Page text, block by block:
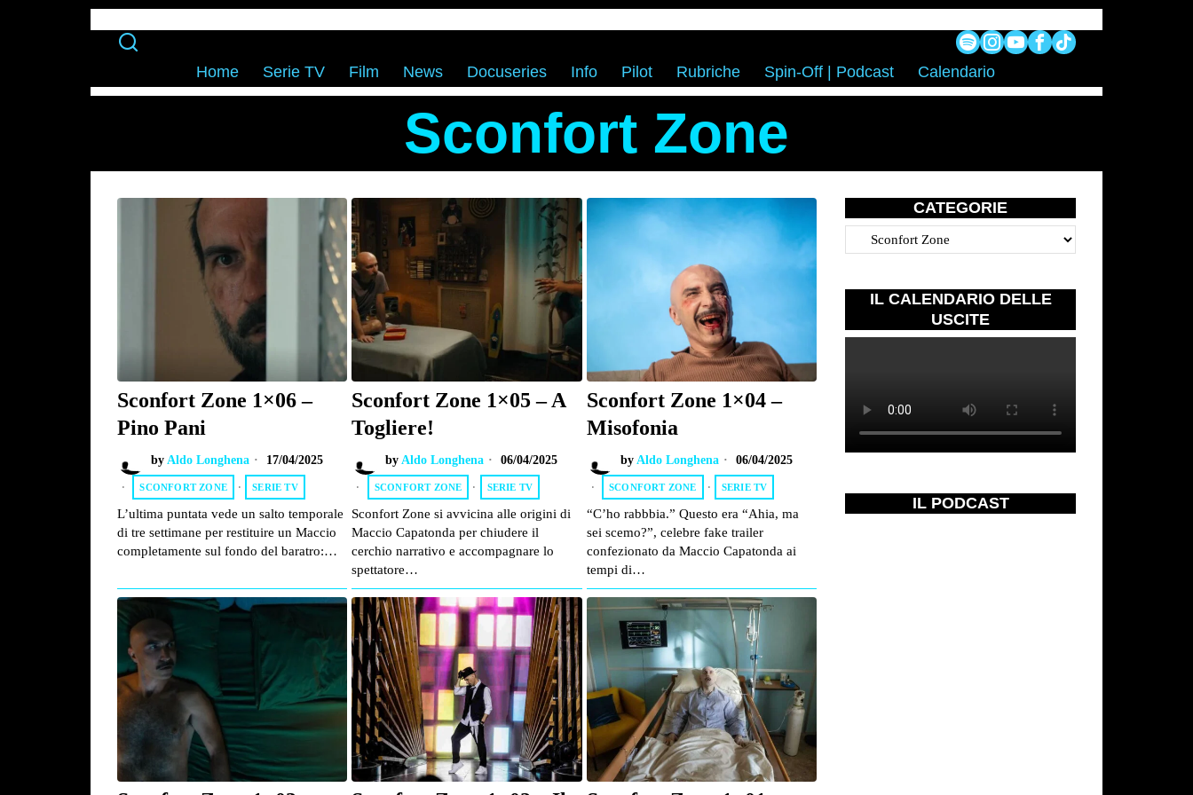
Home Serie TV Film News Docuseries Info Pilot Rubriche Spin-Off | Podcast Calendario
Sconfort Zone
Sconfort Zone 1×06 –
Pino Pani
by Aldo Longhena 17/04/2025
SCONFORT ZONE · SERIE TV
L’ultima puntata vede un salto temporale
di tre settimane per restituire un Maccio
completamente sul fondo del baratro:…
Sconfort Zone 1×05 – A
Togliere!
byAldo Longhena 06/04/2025
SCONFORT ZONE · SERIE TV
Sconfort Zone si avvicina alle origini di
Maccio Capatonda per chiudere il
cerchio narrativo e accompagnare lo
spettatore…
Sconfort Zone 1×04 –
Misofonia
by Aldo Longhena 06/04/2025
SCONFORT ZONE · SERIE TV
“C’ho rabbbia.” Questo era “Ahia, ma
sei scemo?”, celebre fake trailer
confezionato da Maccio Capatonda ai
tempi di…
CATEGORIE
Categorie
IL CALENDARIO DELLE
USCITE
IL PODCAST